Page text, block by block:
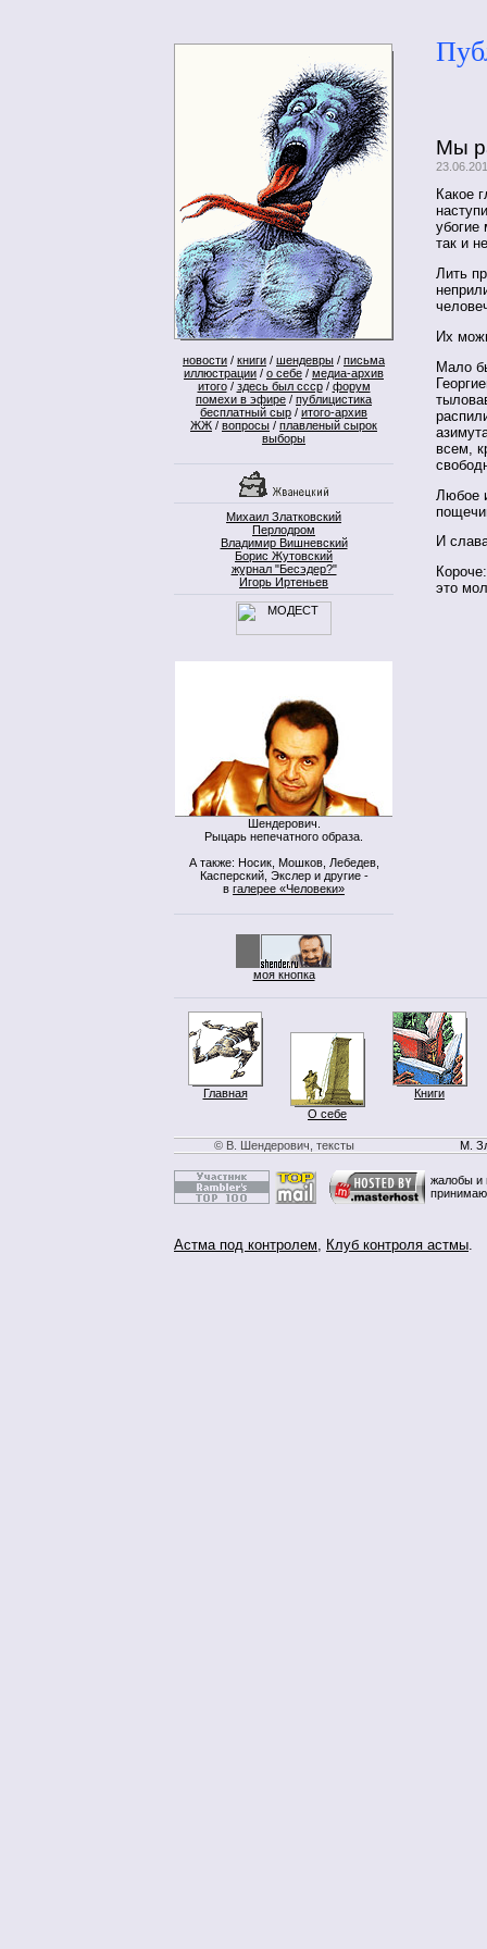
новости / книги / шендевры / письма
иллюстрации / о себе / медиа-архив
итого/ здесь был ссср/ форум
помехи в эфире / публицистика
бесплатный сыр / итого-архив
ЖЖ / вопросы / плавленый сырок
выборы
Михаил Златковский
Перлодром
Владимир Вишневский
Борис Жутовский
журнал "Бесэдер?"
Игорь Иртеньев
Шендерович.
Рыцарь непечатного образа.
А также: Носик, Мошков, Лебедев,
Касперский, Экслер и другие -
в галерее «Человеки»
моя кнопка
Мы
Какое
убогие
так и
Лить
Их
Мало
всем,
Любое
И
это
Главная
О себе
Книги
© В. Шендерович, тексты М.
жалобы и
Астма под контролем, Клуб контроля астмы.